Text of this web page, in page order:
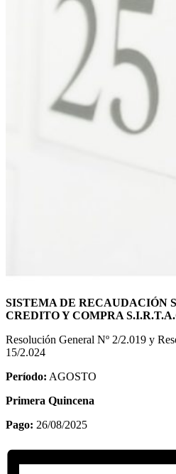
SISTEMA DE RECAUDACIÓN
CREDITO Y COMPRA
Resolución General Nº 2/2.019 y
15/2.024
Período: AGOSTO
Primera Quincena
Pago: 26/08/2025